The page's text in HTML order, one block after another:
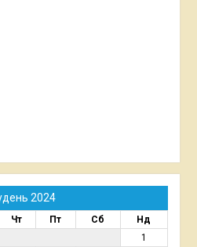
2024
Чт Пт Сб
Нд
1